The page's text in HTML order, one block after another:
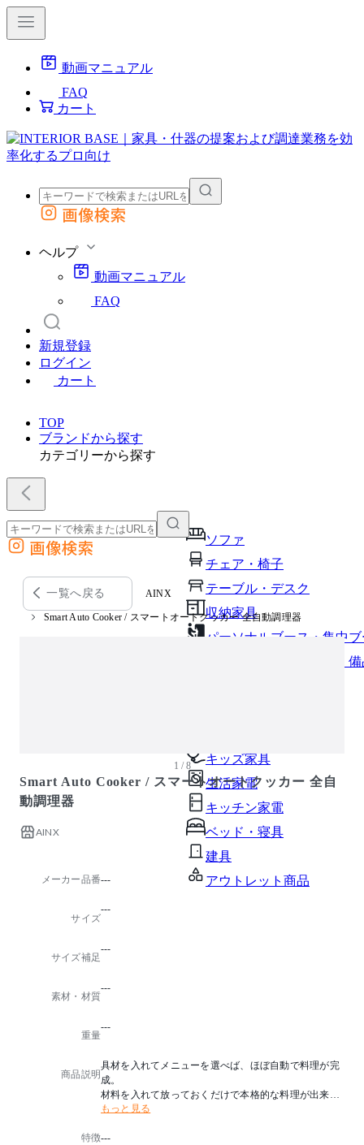
動画マニュアル
FAQ
カート
外部サイトの商品をカートに追加
画像検索
ヘルプ
動画マニュアル
FAQ
新規登録
ログイン
カート
TOP
ブランドから探す
カテゴリーから探す
ソファ
チェア・椅子
テーブル・デスク
収納家具
パーソナルブース・集中
オフィスアクセサリー・
キッズ家具
生活家電
キッチン家電
ベッド・寝具
建具
アウトレット商品
外部サイトの商品をカートに追加
他のサイトで見つけた商品ページのURLを貼り付けて、カートに追加できます
画像検索
一覧へ戻る AINX
Smart Auto Cooker / スマートオートクッカー 全自動調理器
1 / 8
Smart Auto Cooker / スマートオートクッカー 全自
動調理器
AINX
メーカー品番---
サイズ
---
サイズ補足
---
素材・材質
---
重量
---
商品説明
具材を入れてメニューを選べば、ほぼ自動で料理が完
成。
材料を入れて放っておくだけで本格的な料理が出来上
がります。
社独自の『かき混ぜウイング』を搭載し、めんどうな
もっと見る
特徴---